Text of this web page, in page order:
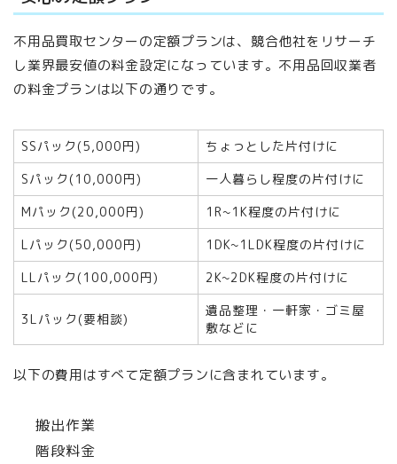
不用品買取センターの定額プランは、競合他社をリサーチ
し業界最安値の料金設定になっています。不用品回収業者
の料金プランは以下の通りです。
SSパック(5,000円)
ちょっとした片付けに
Sパック(10,000円)
一人暮らし程度の片付けに
Mパック(20,000円)
1R~1K程度の片付けに
Lパック(50,000円)
1DK~1LDK程度の片付けに
LLパック(100,000円)
2K~2DK程度の片付けに
3Lパック(要相談)
遺品整理・一軒家・ゴミ屋
敷などに
以下の費用はすべて定額プランに含まれています。
搬出作業
階段料金